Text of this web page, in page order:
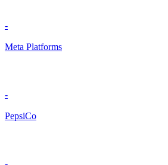
-
Meta Platforms
-
PepsiCo